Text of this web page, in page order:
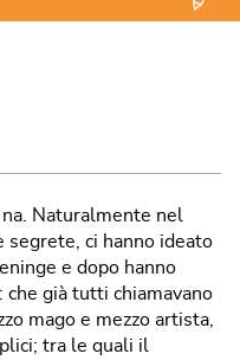
Naturalmente nel
segrete, ci hanno ideato
e dopo hanno
già tutti chiamavano
mago e mezzo artista,
tra le quali il